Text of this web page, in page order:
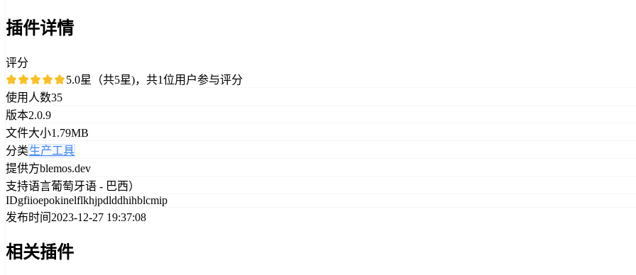
插件详情
评分
5.0星（共5星)，共1位用户参与评分
使用人数35
版本2.0.9
文件大小1.79MB
分类生产工具
提供方blemos.dev
支持语言葡萄牙语 - 巴西）
IDgfiioepokinelflkhjpdlddhihblcmip
发布时间 2023-12-27 19:37:08
相关插件